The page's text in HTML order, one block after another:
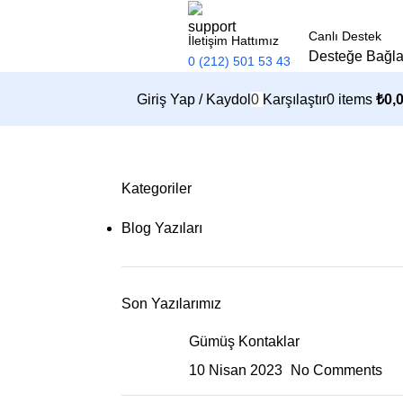
İletişim Hattımız
0 (212) 501 53 43
Canlı Destek
Desteğe
Giriş Yap / Kaydol 0 Karşılaştır0 items ₺
Kategoriler
Blog Yazıları
Son Yazılarımız
Gümüş Kontaklar
10 Nisan 2023
No Comments